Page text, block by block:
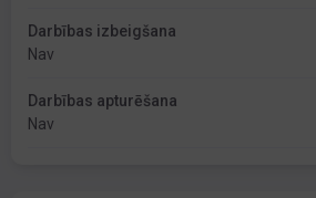
Darbības izbeigšana
Nav
Darbības apturēšana
Nav